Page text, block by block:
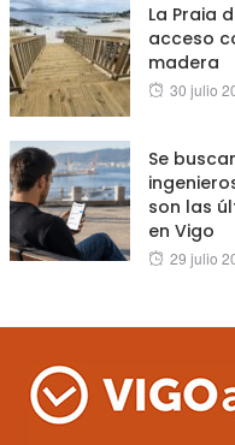
La Praia
acceso
madera
Posted
30 julio
Se
son las
en Vigo
Posted
29 julio